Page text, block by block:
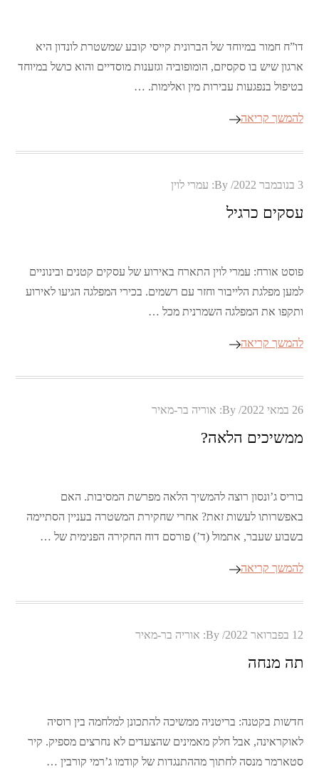
דו”ח חמור במיוחד של הברונית קייסי קובע שמשטרת לונדון היא
ארגון שיש בו סקסיזם, הומופוביה וגזענות מוסדיים והוא כושל במיוחד
בטיפול בנפגעות עבירות מין ואלימות. …
להמשך קריאה
Posted
3 בנובמבר 2022 By: עמרי לוין
עסקים כרגיל
פוסט אורח: עמרי לוין התארח באירוע של עסקים קטנים ובינוניים
למען מפלגת הלייבור וחזר עם רשמים. בכירי המפלגה הגיעו לאירוע
ותקפו את המפלגה השמרנית מכל …
להמשך קריאה
Posted
26 במאי 2022 By: אוריה בר-מאיר
ממשיכים הלאה?
בוריס ג’ונסון רוצה להמשיך הלאה מפרשת המסיבות. האם
באפשרותו לעשות זאת? אחרי שחקירת המשטרה בעניין הסתיימה
בשבוע שעבר, אתמול (ד’) פורסם דוח החקירה הפנימית של …
להמשך קריאה
Posted
12 בפברואר 2022 By: אוריה בר-מאיר
תה מנחה
חדשות בקטנה: בריטניה ממשיכה להתכונן למלחמה בין רוסיה
לאוקראינה, אבל חלק מאמינים שהצעדים לא נחרצים מספיק. קיר
סטארמר מנסה לחתוך מההתנגדות של קודמו ג’רמי קורבין …